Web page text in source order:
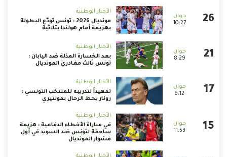
10:27
الأخبار الوطنية
مونديال 2026 : تونس تودّع البطولة
بهزيمة أمام هولندا بثلاثية
8:29
الأخبار الوطنية
بعد الخسارة المذلة ضد اليابان :
تونس ثالث مغادري المونديال
6:12
الأخبار الوطنية
تمهيداً لتدريبه للمنتخب التونسي :
رونار يحط الرحال بمونتيري
11:53
الأخبار الوطنية
في مباراة الأخطاء الدفاعية : هزيمة
ساحقة لتونس ضد السويد في أول
مشوار المونديال